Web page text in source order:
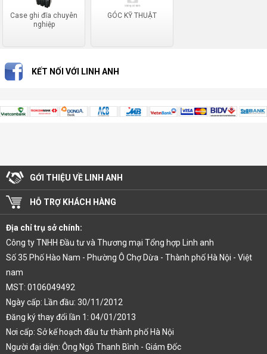
Case ghi đĩa chuyên
nghiệp
GÓC KỸ THUẬT
KẾT NỐI VỚI LINH ANH
GỚI THIỆU VỀ LINH ANH
HỖ TRỢ KHÁCH HÀNG
Địa chỉ trụ sở chính:
Công ty TNHH Đầu tư và Thương mại Tổng hợp Linh anh
Số 35 Phố Hào Nam - Phường Ô Chợ Dừa - Thành phố Hà Nội - Việt
nam
MST: 0106049492
Ngày cấp: Lần đầu: 30/11/2012
Đăng ký thay đổi lần 1: 04/01/2013
Nơi cấp: Sở kế hoạch đầu tư thành phố Hà Nội
Người đại diện: Ông Ngô Thanh Bình - Giám Đốc